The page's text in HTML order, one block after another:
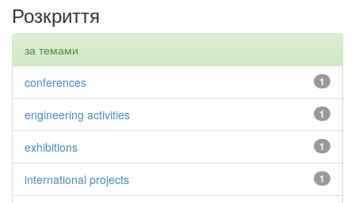
Розкриття
за темами
1
conferences
1
engineering activities
1
exhibitions
1
international projects